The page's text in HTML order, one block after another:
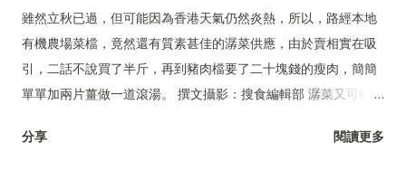
雖然立秋已過，但可能因為香港天氣仍然炎熱，所以，路經本地
有機農場菜檔，竟然還有質素甚佳的潺菜供應，由於賣相實在吸
引，二話不說買了半斤，再到豬肉檔要了二十塊錢的瘦肉，簡簡
單單加兩片薑做一道滾湯。 撰文攝影：搜食編輯部 潺菜又可稱木
分享 閱讀更多